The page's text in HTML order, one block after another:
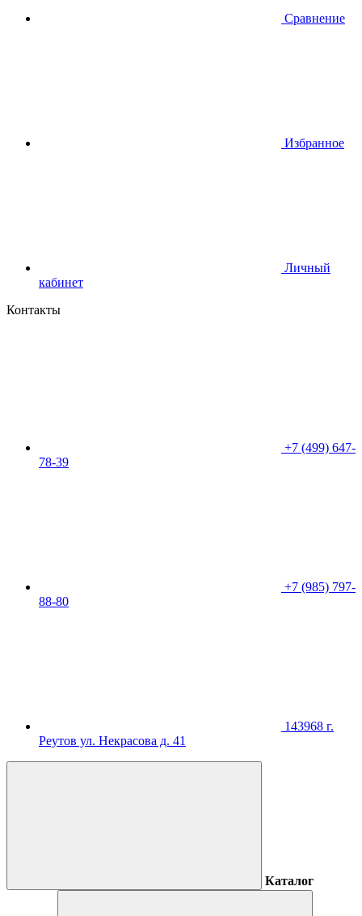
Сравнение
Избранное
Личный
кабинет
Контакты
+7 (499) 647-
78-39
+7 (985) 797-
88-80
143968 г.
Реутов ул. Некрасова д. 41
Каталог